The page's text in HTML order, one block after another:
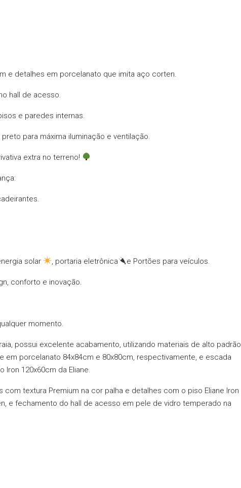
e detalhes em porcelanato que imita aço corten.
hall de acesso.
e paredes internas.
para máxima iluminação e ventilação.
extra no terreno!
solar , portaria eletrônica e Portões para veículos.
conforto e inovação.
momento.
possui excelente acabamento, utilizando materiais de alto padrão
porcelanato 84x84cm e 80x80cm, respectivamente, e escada
120x60cm da Eliane.
textura Premium na cor palha e detalhes com o piso Eliane Iron
e fechamento do hall de acesso em pele de vidro temperado na